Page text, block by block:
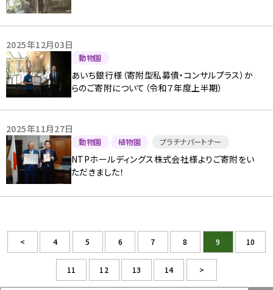
2025年12月03日
動物園
あいち銀行様（寄附型私募債・コンサルプラス）か
らのご寄附について（令和７年度上半期）
2025年11月27日
動物園 植物園 プラチナパートナー
NTPホールディングス株式会社様よりご寄附をい
ただきました！
< 4 5 6 7 8 9 10
11 12 13 14 >